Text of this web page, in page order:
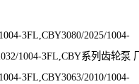
3FL,CBY3080/2025/1004-
1004-3FL,CBY系列齿轮泵
3FL,CBY3063/2010/1004-